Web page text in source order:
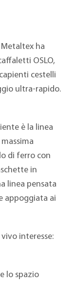
ha
OSLO,
cestelli
ultra-rapido.
è la linea
di ferro con
in
linea pensata
appoggiata ai
interesse:
lo spazio